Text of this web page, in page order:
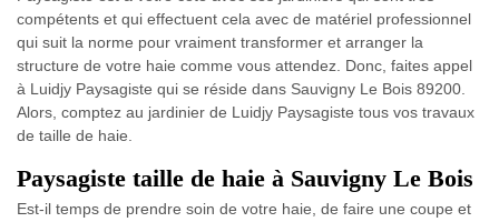
compétents et qui effectuent cela avec de matériel professionnel
qui suit la norme pour vraiment transformer et arranger la
structure de votre haie comme vous attendez. Donc, faites appel
à Luidjy Paysagiste qui se réside dans Sauvigny Le Bois 89200.
Alors, comptez au jardinier de Luidjy Paysagiste tous vos travaux
de taille de haie.
Paysagiste taille de haie à Sauvigny Le Bois
Est-il temps de prendre soin de votre haie, de faire une coupe et